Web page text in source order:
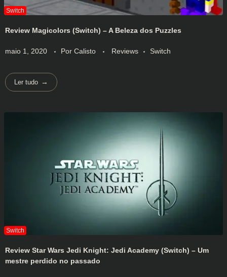
Review Magicolors (Switch) – A Beleza dos Puzzles
maio 1, 2020 Por Calisto Reviews Switch
Ler tudo
Review Star Wars Jedi Knight: Jedi Academy (Switch) – Um
mestre perdido no passado